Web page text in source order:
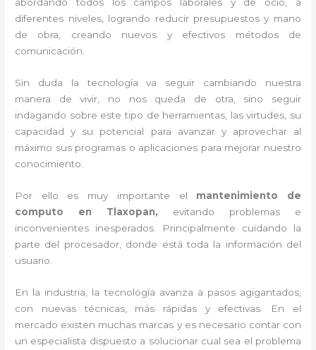
abordando todos los campos laborales y de ocio, a
diferentes niveles, logrando reducir presupuestos y mano
de obra, creando nuevos y efectivos métodos de
comunicación.
Sin duda la tecnología va seguir cambiando nuestra
manera de vivir, no nos queda de otra, sino seguir
indagando sobre este tipo de herramientas, las virtudes, su
capacidad y su potencial para avanzar y aprovechar al
máximo sus programas o aplicaciones para mejorar nuestro
conocimiento.
Por ello es muy importante el mantenimiento de
computo en Tlaxopan, evitando problemas e
inconvenientes inesperados. Principalmente cuidando la
parte del procesador, donde está toda la información del
usuario.
En la industria, la tecnología avanza a pasos agigantados,
con nuevas técnicas, más rápidas y efectivas . En el
mercado existen muchas marcas y es necesario contar con
un especialista dispuesto a solucionar cual sea el problema